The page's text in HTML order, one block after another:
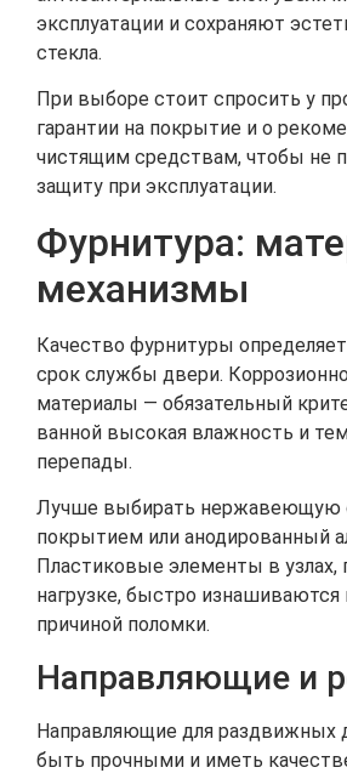
эксплуатации и сохраняют
стекла.
При выборе стоит спросить у
гарантии на покрытие и о
чистящим средствам, чтобы не
защиту при эксплуатации.
Фурнитура:
механизмы
Качество фурнитуры
срок службы двери.
материалы — обязательный
ванной высокая влажность и
перепады.
Лучше выбирать нержавеющую
покрытием или анодированный
Пластиковые элементы в
нагрузке, быстро изнашиваются
причиной поломки.
Направляющие и
Направляющие для раздвижных
быть прочными и иметь